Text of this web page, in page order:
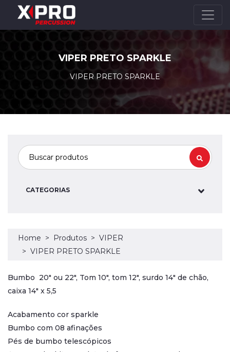
VIPER PRETO SPARKLE
VIPER PRETO SPARKLE
CATEGORIAS
Home Produtos
VIPER
VIPER PRETO SPARKLE
Bumbo 20" ou 22", Tom 10", tom 12", surdo 14" de chão,
caixa 14" x 5,5
Acabamento cor sparkle
Bumbo com 08 afinações
Pés de bumbo telescópicos